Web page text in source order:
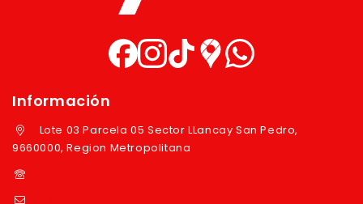
Información
Lote 03 Parcela 05 Sector LLancay San Pedro,
9660000, Region Metropolitana